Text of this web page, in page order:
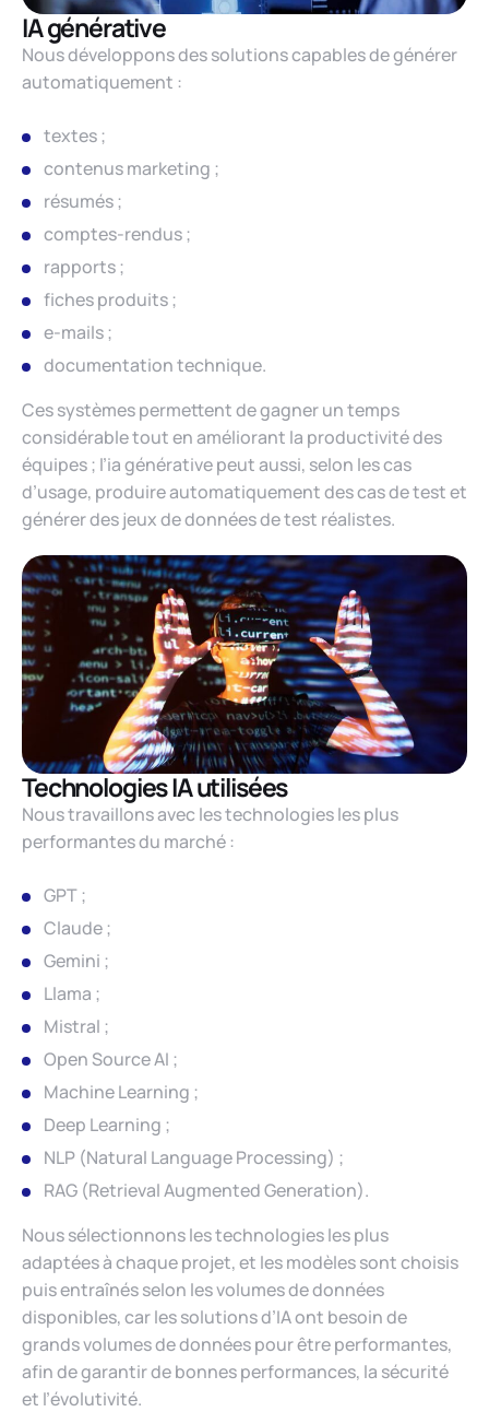
IA générative
Nous développons des solutions capables de générer
automatiquement :
textes ;
contenus marketing ;
résumés ;
comptes-rendus ;
rapports ;
fiches produits ;
e-mails ;
documentation technique.
Ces systèmes permettent de gagner un temps
considérable tout en améliorant la productivité des
équipes ; l’ia générative peut aussi, selon les cas
d’usage, produire automatiquement des cas de test et
générer des jeux de données de test réalistes.
Technologies IA utilisées
Nous travaillons avec les technologies les plus
performantes du marché :
GPT ;
Claude ;
Gemini ;
Llama ;
Mistral ;
Open Source AI ;
Machine Learning ;
Deep Learning ;
NLP (Natural Language Processing) ;
RAG (Retrieval Augmented Generation).
Nous sélectionnons les technologies les plus
adaptées à chaque projet, et les modèles sont choisis
puis entraînés selon les volumes de données
disponibles, car les solutions d’IA ont besoin de
grands volumes de données pour être performantes,
afin de garantir de bonnes performances, la sécurité
et l’évolutivité.